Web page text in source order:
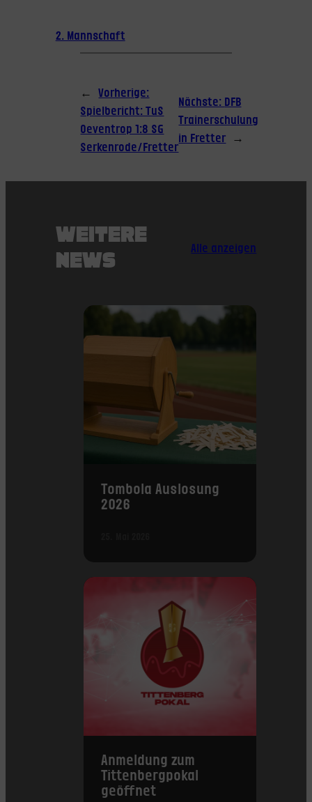
2. Mannschaft
← Vorherige:
Spielbericht: TuS
Oeventrop 1:8 SG
Serkenrode/Fretter
Nächste: DFB
Trainerschulung
in Fretter →
WEITERE
NEWS
Alle anzeigen
Tombola Auslosung
2026
Anmeldung zum
Tittenbergpokal
geöffnet